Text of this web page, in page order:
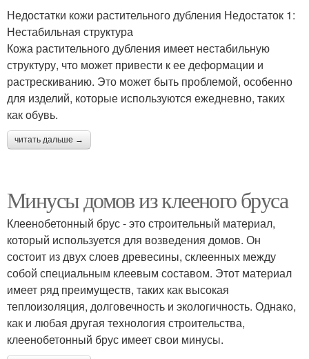
Недостатки кожи растительного дубления Недостаток 1:
Нестабильная структура
Кожа растительного дубления имеет нестабильную
структуру, что может привести к ее деформации и
растрескиванию. Это может быть проблемой, особенно
для изделий, которые используются ежедневно, таких
как обувь.
читать дальше →
Минусы домов из клееного бруса
Клеенобетонный брус - это строительный материал,
который используется для возведения домов. Он
состоит из двух слоев древесины, склеенных между
собой специальным клеевым составом. Этот материал
имеет ряд преимуществ, таких как высокая
теплоизоляция, долговечность и экологичность. Однако,
как и любая другая технология строительства,
клеенобетонный брус имеет свои минусы.